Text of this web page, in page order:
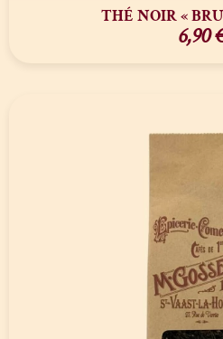
THÉ NOIR «
6,90